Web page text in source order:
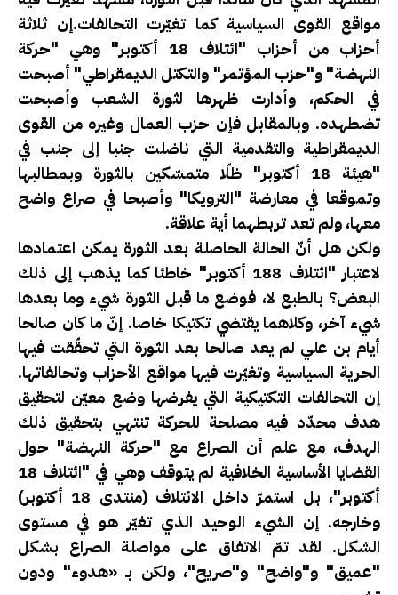
مواقع القوى السياسية كما تغيّرت التحالفات.إن ثلاثة
أحزاب من أحزاب "ائتلاف 18 أكتوبر" وهي "حركة
النهضة" و"حزب المؤتمر" والتكتل الديمقراطي" أصبحت
في الحكم، وأدارت ظهرها لثورة الشعب وأصبحت
تضطهده. وبالمقابل فإن حزب العمال وغيره من القوى
الديمقراطية والتقدمية التي ناضلت جنبا إلى جنب في
"هيئة 18 أكتوبر" ظلّا متمسّكين بالثورة وبمطالبها
وتموقعا في معارضة "الترويكا" وأصبحا في صراع واضح
معها، ولم تعد تربطهما أية علاقة.
ولكن هل أنّ الحالة الحاصلة بعد الثورة يمكن اعتمادها
لاعتبار "ائتلاف 188 أكتوبر" خاطئا كما يذهب إلى ذلك
البعض؟ بالطبع لا، فوضع ما قبل الثورة شيء وما بعدها
شيء آخر، وكلاهما يقتضي تكتيكا خاصا. إنّ ما كان صالحا
أيام بن علي لم يعد صالحا بعد الثورة التي تحقّقت فيها
الحرية السياسية وتغيّرت فيها مواقع الأحزاب وتحالفاتها.
إن التحالفات التكتيكية التي يفرضها وضع معيّن لتحقيق
هدف محدّد فيه مصلحة للحركة تنتهي بتحقيق ذلك
الهدف، مع علم أن الصراع مع "حركة النهضة" حول
القضايا الأساسية الخلافية لم يتوقف وهي في "ائتلاف 18
أكتوبر"، بل استمرّ داخل الائتلاف (منتدى 18 أكتوبر)
وخارجه. إن الشيء الوحيد الذي تغيّر هو في مستوى
الشكل. لقد تمّ الاتفاق على مواصلة الصراع بشكل
"عميق" و"واضح" و"صريح"، ولكن بـ «هدوء" ودون